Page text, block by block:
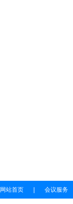
网站首页 会议服务